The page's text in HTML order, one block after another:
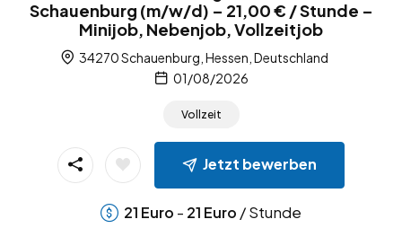
Schauenburg (m/w/d) – 21,00 € / Stunde –
Minijob, Nebenjob, Vollzeitjob
34270 Schauenburg, Hessen, Deutschland
01/08/2026
Vollzeit
Jetzt bewerben
21 Euro - 21 Euro / Stunde